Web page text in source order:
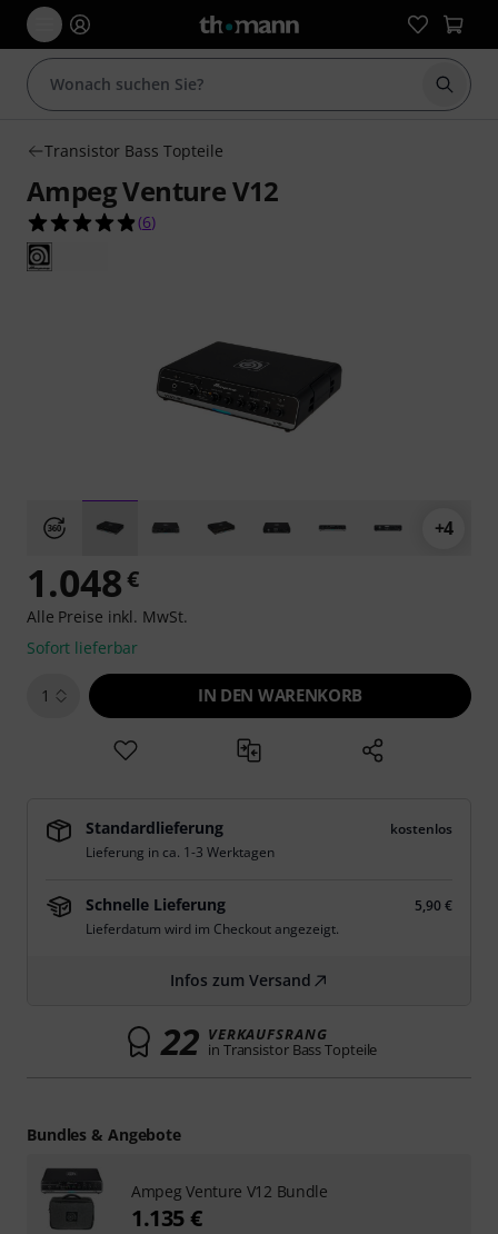
Suche
Transistor Bass Topteile
Ampeg Venture V12
4.8 von 5 Sternen aus 6 Kundenbewertungen
(6)
+4
1.048€
Alle Preise inkl. MwSt.
Sofort lieferbar
1 IN DEN WARENKORB
Standardlieferung
kostenlos
Lieferung in ca. 1-3 Werktagen
Schnelle Lieferung
5,90 €
Lieferdatum wird im Checkout angezeigt.
Infos zum Versand
22 VERKAUFSRANG
in Transistor Bass Topteile
Bundles & Angebote
Ampeg Venture V12 Bundle
1.135 €